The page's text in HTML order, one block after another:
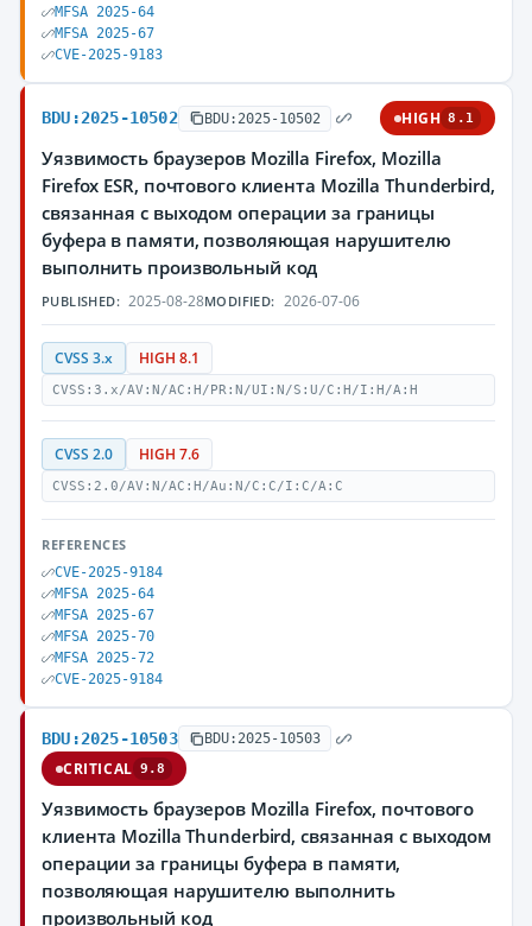
MFSA 2025-64
MFSA 2025-67
CVE-2025-9183
BDU:2025-10502 BDU:2025-10502 HIGH 8.1
Уязвимость браузеров Mozilla Firefox, Mozilla
Firefox ESR, почтового клиента Mozilla Thunderbird,
связанная с выходом операции за границы
буфера в памяти, позволяющая нарушителю
выполнить произвольный код
PUBLISHED: 2025-08-28MODIFIED: 2026-07-06
CVSS 3.x HIGH 8.1
CVSS:3.x/AV:N/AC:H/PR:N/UI:N/S:U/C:H/I:H/A:H
CVSS 2.0 HIGH 7.6
CVSS:2.0/AV:N/AC:H/Au:N/C:C/I:C/A:C
REFERENCES
CVE-2025-9184
MFSA 2025-64
MFSA 2025-67
MFSA 2025-70
MFSA 2025-72
CVE-2025-9184
BDU:2025-10503 BDU:2025-10503
CRITICAL 9.8
Уязвимость браузеров Mozilla Firefox, почтового
клиента Mozilla Thunderbird, связанная с выходом
операции за границы буфера в памяти,
позволяющая нарушителю выполнить
произвольный код